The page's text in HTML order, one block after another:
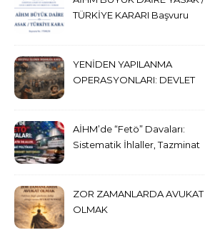
TÜRKİYE KARARI Başvuru
YENİDEN YAPILANMA
OPERASYONLARI: DEVLET
AİHM’de “Fetö” Davaları:
Sistematik İhlaller, Tazminat
ZOR ZAMANLARDA AVUKAT
OLMAK